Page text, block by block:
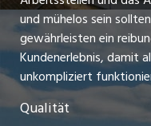
Führungspositionen
Arbeitgeber
Jobline
radio24.ch
toxic.fm
telezüri.ch
und mühelos sein
gewährleisten ein
Kundenerlebnis, damit
unkompliziert
Qualität